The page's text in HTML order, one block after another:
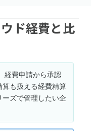
ド経費と比
経費申請から承認
算も扱える経費精算
ズで管理したい企